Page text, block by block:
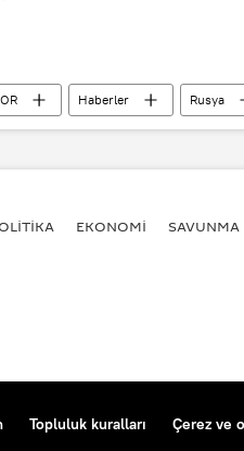
Haberler Rusya
Niccolo Campriani
EKONOMİ SAVUNMA
Topluluk kuralları Çerez ve